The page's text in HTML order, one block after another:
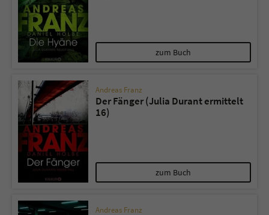
zum Buch
Andreas Franz
Der Fänger (Julia Durant ermittelt
16)
zum Buch
Andreas Franz